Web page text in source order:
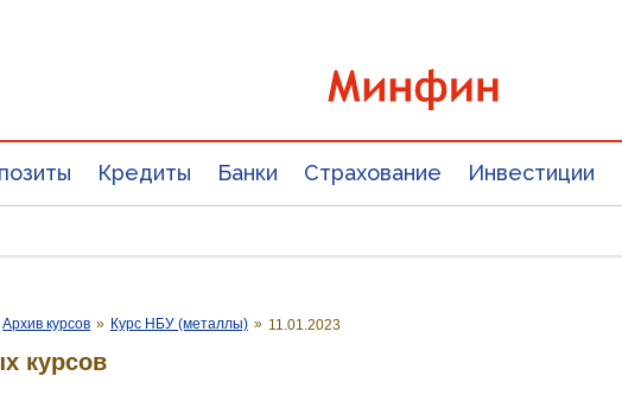
Кредиты Банки Страхование Инвестиции
Архив курсов » Курс НБУ (металлы) » 11.01.2023
курсов